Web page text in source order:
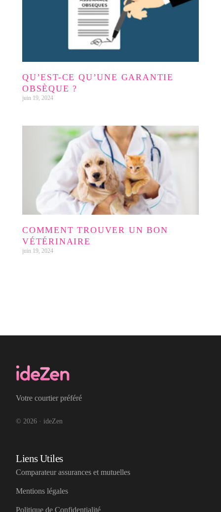
QU’EST-CE QU’UNE GARANTIE
OBSÈQUE ?
juin 19, 2024
COMMENT TROUVER UN BON
VÉTÉRINAIRE
juin 19, 2024
Votre courtier préféré
© 2026 · ideZen
Liens Utiles
Comparateur assurances et mutuelles
Mentions légales
Politique de Confidentialité